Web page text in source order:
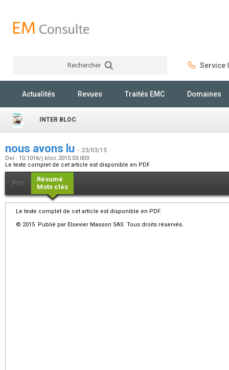
Rechercher Service
Actualités Revues Traités EMC Domaines
INTER BLOC
nous avons lu - 23/03/15
Doi : 10.1016/j.bloc.2015.03.003
Le texte complet de cet article est disponible en PDF.
PDF
Résumé
Mots clés
Le texte complet de cet article est disponible en PDF.
© 2015 Publié par Elsevier Masson SAS. Tous droits réservés.